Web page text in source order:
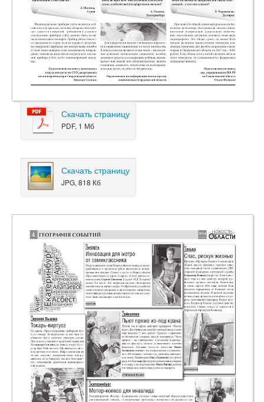
Скачать страницу
PDF, 1 Мб
Скачать страницу
JPG, 818 Кб